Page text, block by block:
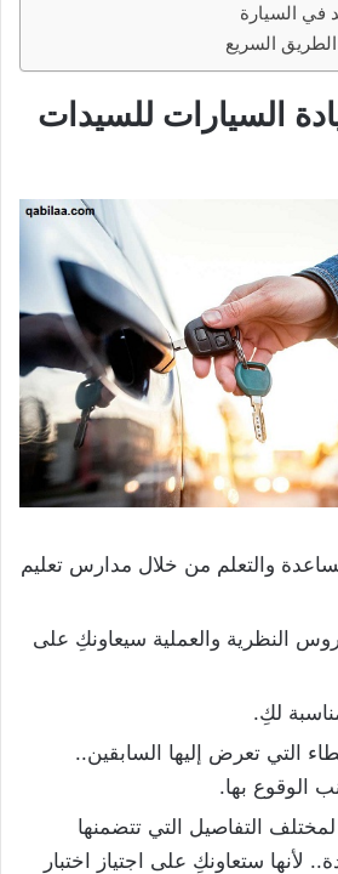
في السيارة
السريع
السيارات للسيدات
والتعلم من خلال مدارس تعليم
النظرية والعملية سيعاونكِ على
لكِ.
التي تعرض إليها السابقين..
الوقوع بها.
لمختلف التفاصيل التي تتضمنها
لأنها ستعاونكِ على اجتياز اختبار